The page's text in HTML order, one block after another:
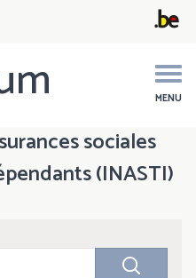
MENU
sociales
(INASTI)